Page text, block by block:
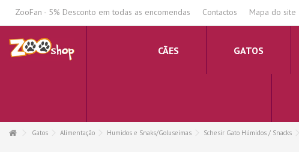
ZooFan - 5% Desconto em todas as encomendas Contactos Mapa do site
CÃES GATOS
Gatos Alimentação Humidos e Snaks/Goluseimas Schesir Gato Húmidos / Snacks